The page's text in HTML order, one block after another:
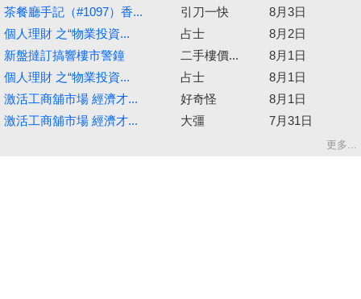
茶餐廳手記（#1097）香... 引刀一快
8月3日
個人理財 之“物業投資...
占士
8月2日
新盤撻訂搞響樓市警鐘
二手樓價...
8月1日
個人理財 之“物業投資...
占士
8月1日
激活工商舖市場 經濟才...
好奇怪
8月1日
激活工商舖市場 經濟才...
大彊 7月31日
更多...